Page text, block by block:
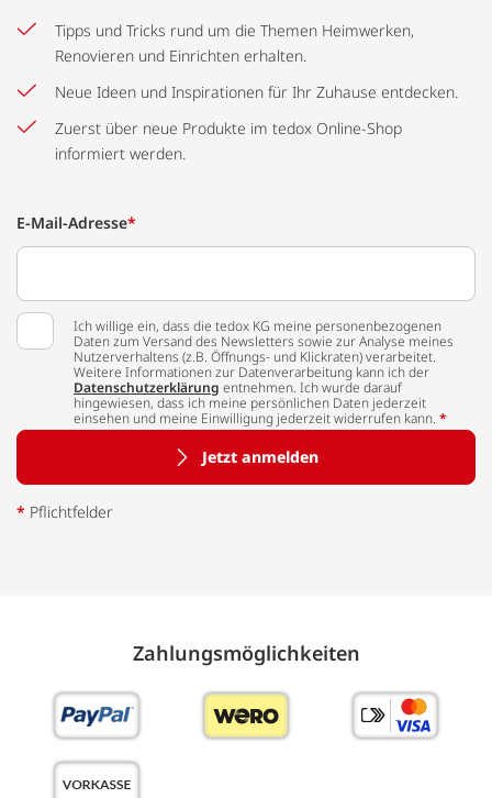
Tipps und Tricks rund um die Themen Heimwerken,
Renovieren und Einrichten erhalten.
Neue Ideen und Inspirationen für Ihr Zuhause entdecken.
Zuerst über neue Produkte im tedox Online-Shop
informiert werden.
E-Mail-Adresse*
Ich willige ein, dass die tedox KG meine personenbezogenen
Daten zum Versand des Newsletters sowie zur Analyse meines
Nutzerverhaltens (z.B. Öffnungs- und Klickraten) verarbeitet.
Weitere Informationen zur Datenverarbeitung kann ich der
Datenschutzerklärung entnehmen. Ich wurde darauf
hingewiesen, dass ich meine persönlichen Daten jederzeit
einsehen und meine Einwilligung jederzeit widerrufen kann. *
Jetzt anmelden
* Pflichtfelder
Zahlungs­möglich­keiten